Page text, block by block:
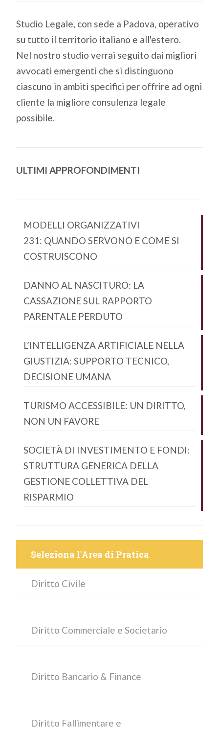
Studio Legale, con sede a Padova, operativo
su tutto il territorio italiano e all'estero.
Nel nostro studio verrai seguito dai migliori
avvocati emergenti che si distinguono
ciascuno in ambiti specifici per offrire ad ogni
cliente la migliore consulenza legale
possibile.
ULTIMI APPROFONDIMENTI
MODELLI ORGANIZZATIVI
231: QUANDO SERVONO E COME SI
COSTRUISCONO
DANNO AL NASCITURO: LA
CASSAZIONE SUL RAPPORTO
PARENTALE PERDUTO
L’INTELLIGENZA ARTIFICIALE NELLA
GIUSTIZIA: SUPPORTO TECNICO,
DECISIONE UMANA
TURISMO ACCESSIBILE: UN DIRITTO,
NON UN FAVORE
SOCIETÀ DI INVESTIMENTO E FONDI:
STRUTTURA GENERICA DELLA
GESTIONE COLLETTIVA DEL
RISPARMIO
Seleziona l'Area di Pratica
Diritto Civile
Diritto Commerciale e Societario
Diritto Bancario & Finance
Diritto Fallimentare e